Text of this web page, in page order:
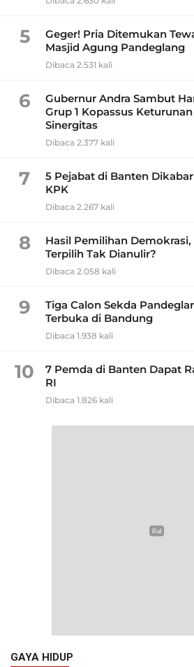
5
Geger! Pria Ditemukan
Masjid Agung Pandeglang
Dibaca 2.531 kali
6
Gubernur Andra Sambut
Grup 1 Kopassus
Sinergitas
Dibaca 2.377 kali
7
5 Pejabat di Banten
KPK
Dibaca 2.267 kali
8
Hasil Pemilihan
Terpilih Tak Dianulir?
Dibaca 2.058 kali
9
Tiga Calon Sekda
Terbuka di Bandung
Dibaca 1.938 kali
10
7 Pemda di Banten Dapat
RI
Dibaca 1.826 kali
GAYA HIDUP